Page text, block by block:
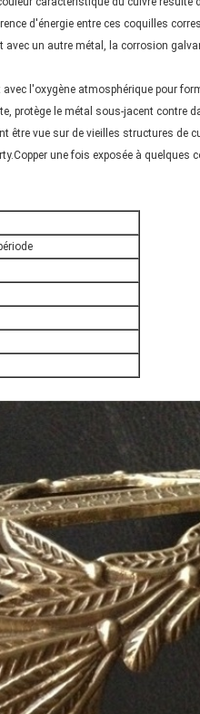
d'énergie entre ces coquilles
un autre métal, la corrosion
l'oxygène atmosphérique pour
protège le métal sous-jacent contre
être vue sur de vieilles structures de
une fois exposée à quelques